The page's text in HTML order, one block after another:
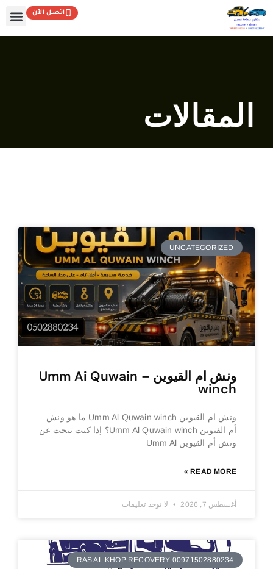
إلى
المحتوى
اتصل الآن
المقالات
UNCATEGORIZED
ونش ام القيوين – Umm Ai Quwain
winch
ونش ام القيوين Umm Al Quwain winch ما هو ونش
أم القيوين Umm Al Quwain winch؟ إذا كنت تبحث عن
ونش أم القيوين Umm Al
READ MORE »
أغسطس 7, 2026 لا توجد تعليقات
RAS AL KHOP RECOVERY 00971502880234